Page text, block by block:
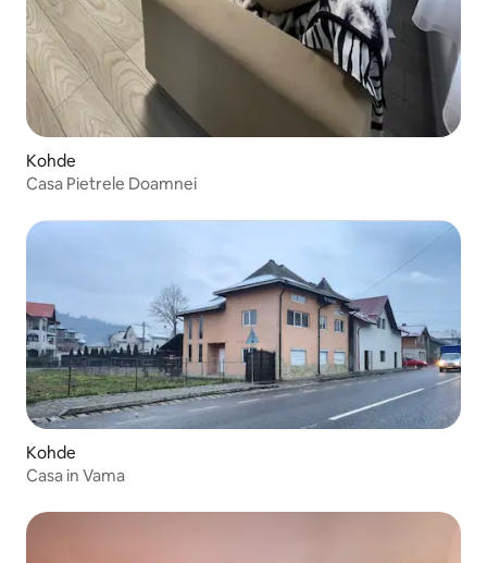
Kohde
Casa Pietrele Doamnei
Kohde
Casa in Vama